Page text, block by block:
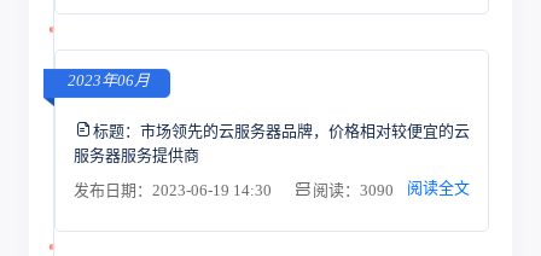
2023年06月
标题： 市场领先的云服务器品牌，价格相对较便宜的云
服务器服务提供商
发布日期：2023-06-19 14:30
阅读：3090 阅读全文